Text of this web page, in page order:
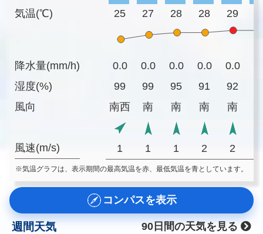
気温(℃)
降水量(mm/h)
湿度(%)
風向
風速(m/s)
25 27 28 28 29
0.0 0.0 0.0 0.0 0.0
99
99 95 91 92
南西
南 南 南 南
1 1 1 2 2
※気温グラフは、表示期間の最高気温を赤、最低気温を青としています。
コンパスを表示
週間天気
90日間の天気を見る